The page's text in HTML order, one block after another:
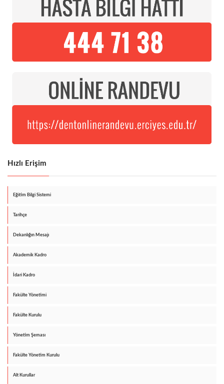
Hızlı Erişim
Eğitim Bilgi Sistemi
Tarihçe
Dekanlığın Mesajı
Akademik Kadro
İdari Kadro
Fakülte Yönetimi
Fakülte Kurulu
Yönetim Şeması
Fakülte Yönetim Kurulu
Alt Kurullar